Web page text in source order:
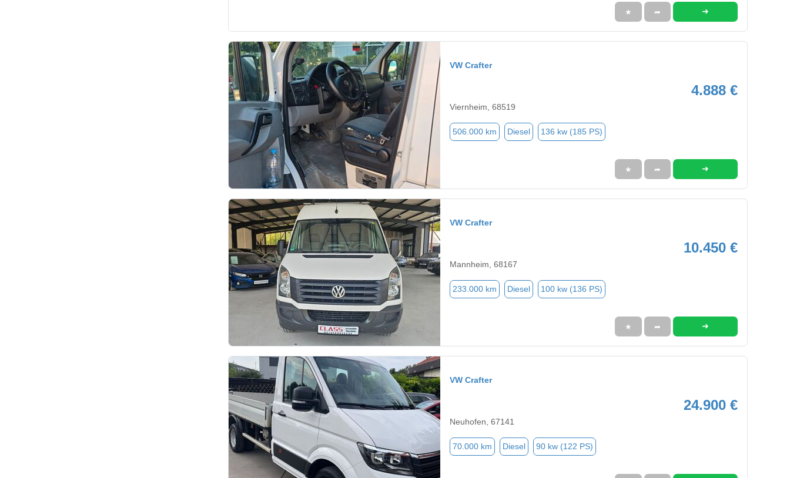
★ ➦ ➜
VW Crafter
4.888 €
Viernheim, 68519
506.000 km Diesel 136 kw (185 PS)
★ ➦ ➜
VW Crafter
10.450 €
Mannheim, 68167
233.000 km Diesel 100 kw (136 PS)
★ ➦ ➜
VW Crafter
24.900 €
Neuhofen, 67141
70.000 km Diesel 90 kw (122 PS)